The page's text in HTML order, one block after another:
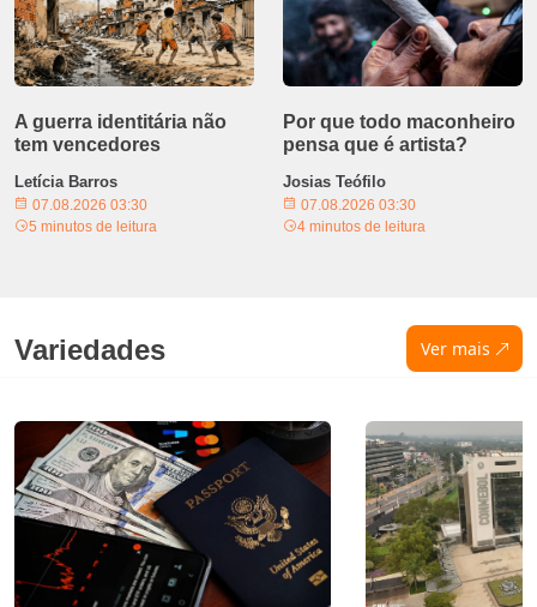
A guerra identitária não
tem vencedores
Letícia Barros
07.08.2026 03:30
5 minutos de leitura
Por que todo maconheiro
pensa que é artista?
Josias Teófilo
07.08.2026 03:30
4 minutos de leitura
Variedades Ver mais